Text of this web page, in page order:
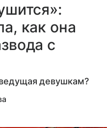
как она
с
девушкам?